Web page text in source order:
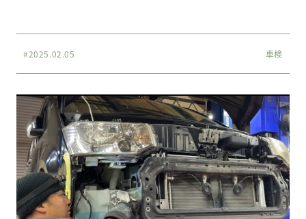
#2025.02.05 車検